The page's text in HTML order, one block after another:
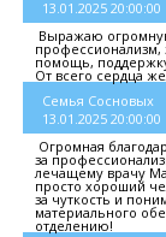
13.01.2025 20:00:00
Выражаю
профессионализм,
помощь,
От всего сердца
Семья Сосновых
13.01.2025 20:00:00
Огромная
за
лечащему врачу
просто хороший
за чуткость и
материального
отделению!